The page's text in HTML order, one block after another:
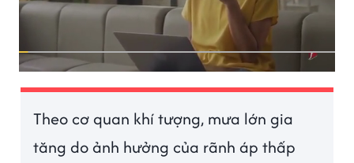
Theo cơ quan khí tượng, mưa lớn gia
tăng do ảnh hưởng của rãnh áp thấp